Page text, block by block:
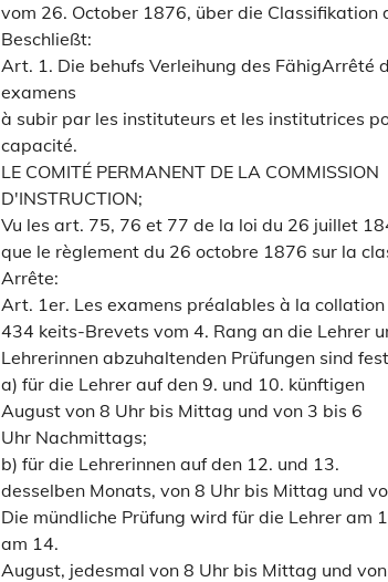
vom 26. October 1876, über die Classifikation
Beschließt:
Art. 1. Die behufs Verleihung des FähigArrêté
examens
à subir par les instituteurs et les institutrices
capacité.
LE COMITÉ PERMANENT DE LA COMMISSION
D'INSTRUCTION;
Vu les art. 75, 76 et 77 de la loi du 26 juillet
que le règlement du 26 octobre 1876 sur la
Arrête:
Art. 1er. Les examens préalables à la collation
434 keits-Brevets vom 4. Rang an die Lehrer
Lehrerinnen abzuhaltenden Prüfungen sind
a) für die Lehrer auf den 9. und 10. künftigen
August von 8 Uhr bis Mittag und von 3 bis 6
Uhr Nachmittags;
b) für die Lehrerinnen auf den 12. und 13.
desselben Monats, von 8 Uhr bis Mittag und
Die mündliche Prüfung wird für die Lehrer am
am 14.
August, jedesmal von 8 Uhr bis Mittag und